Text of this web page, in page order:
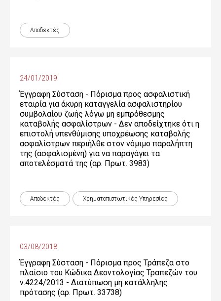
Αποδεκτές
24/01/2019
Έγγραφη Σύσταση - Πόρισμα προς ασφαλιστική
εταιρία για άκυρη καταγγελία ασφαλιστηρίου
συμβολαίου ζωής λόγω μη εμπρόθεσμης
καταβολής ασφαλίστρων - Δεν αποδείχτηκε ότι η
επιστολή υπενθύμισης υποχρέωσης καταβολής
ασφαλίστρων περιήλθε στον νόμιμο παραλήπτη
της (ασφαλισμένη) για να παραγάγει τα
αποτελέσματά της (αρ. Πρωτ. 3983)
Αποδεκτές Χρηματοπιστωτικές Yπηρεσίες
03/08/2018
Έγγραφη Σύσταση - Πόρισμα προς Τράπεζα στο
πλαίσιο του Κώδικα Δεοντολογίας Τραπεζών του
ν.4224/2013 - Διατύπωση μη κατάλληλης
πρότασης (αρ. Πρωτ. 33738)